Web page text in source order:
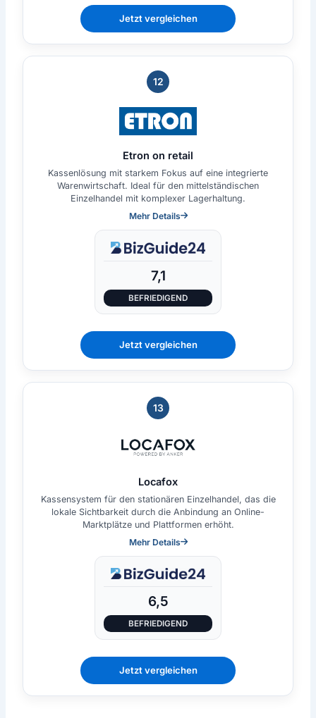
Jetzt vergleichen
12
Etron on retail
Kassenlösung mit starkem Fokus auf eine integrierte
Warenwirtschaft. Ideal für den mittelständischen
Einzelhandel mit komplexer Lagerhaltung.
Mehr Details
7,1
BEFRIEDIGEND
Jetzt vergleichen
13
Locafox
Kassensystem für den stationären Einzelhandel, das die
lokale Sichtbarkeit durch die Anbindung an Online-
Marktplätze und Plattformen erhöht.
Mehr Details
6,5
BEFRIEDIGEND
Jetzt vergleichen